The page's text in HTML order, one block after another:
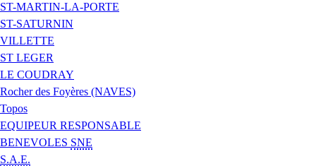
ST-MARTIN-LA-PORTE
ST-SATURNIN
VILLETTE
ST LEGER
LE COUDRAY
Rocher des Foyères (NAVES)
Topos
EQUIPEUR RESPONSABLE
BENEVOLES SNE
S.A.E.